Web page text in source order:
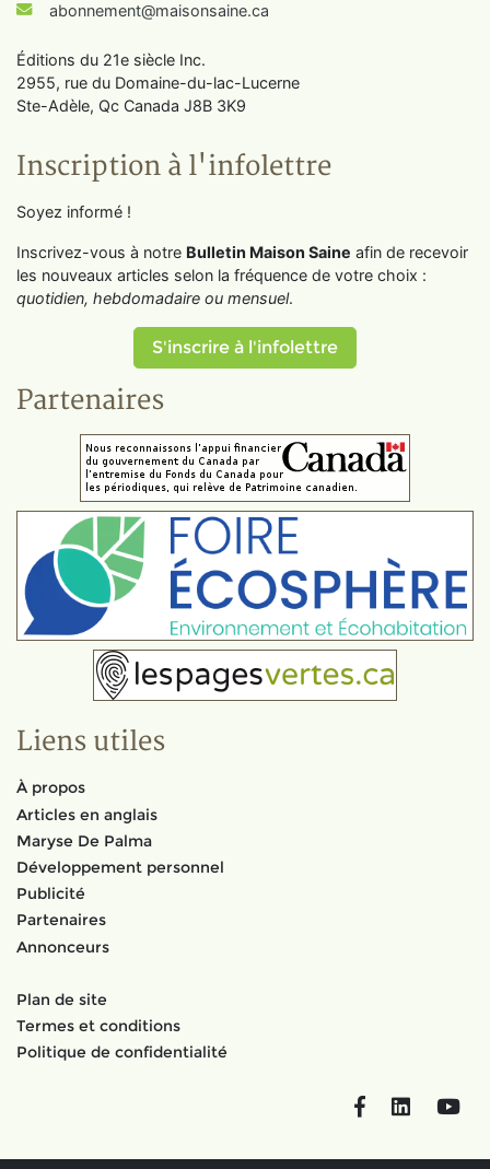
abonnement@maisonsaine.ca
Éditions du 21e siècle Inc.
2955, rue du Domaine-du-lac-Lucerne
Ste-Adèle, Qc Canada J8B 3K9
Inscription à l'infolettre
Soyez informé !
Inscrivez-vous à notre Bulletin Maison Saine afin de recevoir
les nouveaux articles selon la fréquence de votre choix :
quotidien, hebdomadaire ou mensuel.
S'inscrire à l'infolettre
Partenaires
Liens utiles
À propos
Articles en anglais
Maryse De Palma
Développement personnel
Publicité
Partenaires
Annonceurs
Plan de site
Termes et conditions
Politique de confidentialité
FacebookLinkedIn